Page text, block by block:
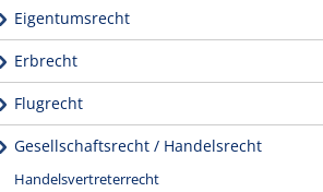
Eigentumsrecht
Erbrecht
Flugrecht
Gesellschaftsrecht / Handelsrecht
Handelsvertreterrecht